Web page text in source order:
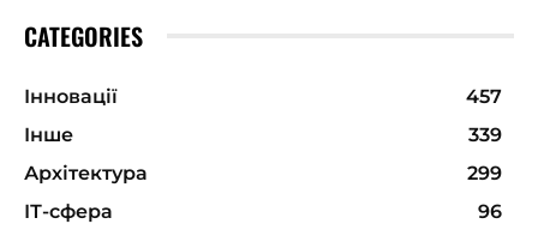
CATEGORIES
Інновації
457
Інше
339
Архітектура
299
ІТ-сфера
96